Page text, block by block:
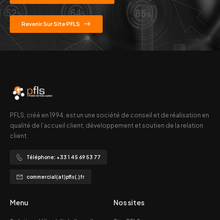
Revenir Sur Site PFLS
PFLS, créé en 1994, est un une société de conseil et de réalisation en
qualité de l’accueil client, développement et soutien de la relation
client.
Téléphone: +33 1 45 69 53 77
commercial(at)pfls(.)fr
Menu Nos sites